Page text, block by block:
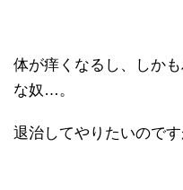
体が痒くなるし、しか
な奴…。
退治してやりたいので